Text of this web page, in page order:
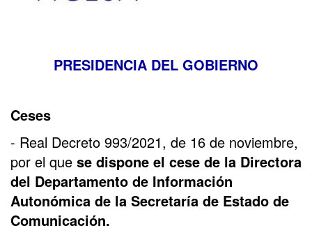
PRESIDENCIA DEL GOBIERNO
Ceses
- Real Decreto 993/2021, de 16 de noviembre,
por el que se dispone el cese de la Directora
del Departamento de Información
Autonómica de la Secretaría de Estado de
Comunicación.